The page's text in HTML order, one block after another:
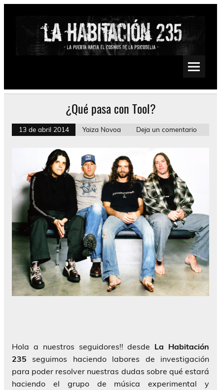
Saltar
Psychedelic, Stoner, Doom, Sludge, Fuzz, Space, Drone
¿Qué pasa con Tool?
13 de abril 2014 Yaiza Novoa Deja un comentario
Hola a nuestros seguidores!! desde La Habitación
235 seguimos haciendo labores de investigación
para poder resolver nuestras dudas sobre qué estará
haciendo el grupo de música experimental y